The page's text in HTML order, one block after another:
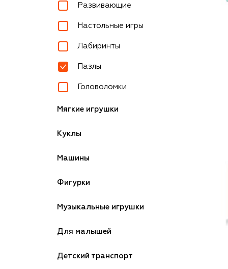
Развивающие
Настольные игры
Лабиринты
Пазлы
Головоломки
Мягкие игрушки
Куклы
Машины
Фигурки
Музыкальные игрушки
Для малышей
Детский транспорт